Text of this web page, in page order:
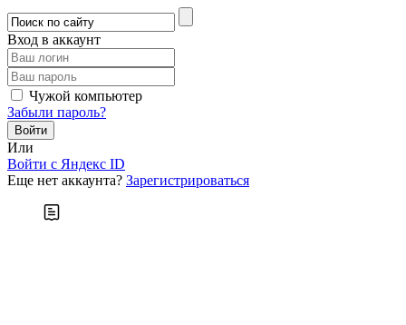
Вход в аккаунт
Чужой компьютер
Забыли пароль?
Или
Войти c Яндекс ID
Еще нет аккаунта? Зарегистрироваться